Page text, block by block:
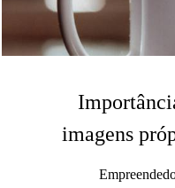
imagens